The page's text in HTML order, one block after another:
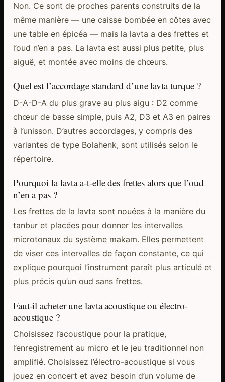
Non. Ce sont de proches parents construits de la
même manière — une caisse bombée en côtes avec
une table en épicéa — mais la lavta a des frettes et
l’oud n’en a pas. La lavta est aussi plus petite, plus
aiguë, et montée avec moins de chœurs.
Quel est l’accordage standard d’une lavta turque ?
D-A-D-A du plus grave au plus aigu : D2 comme
chœur de basse simple, puis A2, D3 et A3 en paires
à l’unisson. D’autres accordages, y compris des
variantes de type Bolahenk, sont utilisés selon le
répertoire.
Pourquoi la lavta a-t-elle des frettes alors que l’oud
n’en a pas ?
Les frettes de la lavta sont nouées à la manière du
tanbur et placées pour donner les intervalles
microtonaux du système makam. Elles permettent
de viser ces intervalles de façon constante, ce qui
explique pourquoi l’instrument paraît plus articulé et
plus précis qu’un oud sans frettes.
Faut-il acheter une lavta acoustique ou électro-
acoustique ?
Choisissez l’acoustique pour la pratique,
l’enregistrement au micro et le jeu traditionnel non
amplifié. Choisissez l’électro-acoustique si vous
jouez en concert et avez besoin d’un volume de